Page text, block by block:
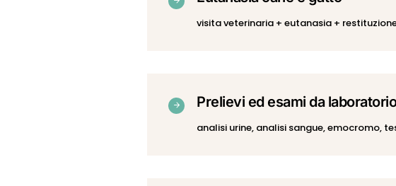
visita veterinaria + eutanasia +
Prelievi ed esami da laboratorio
analisi urine, analisi sangue, emocromo,